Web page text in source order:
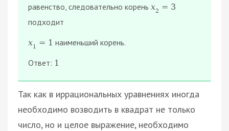
равенство, следовательно корень х2 = 3
подходит
х1 = 1 наименьший корень.
Ответ: 1
Так как в иррациональных уравнениях иногда
необходимо возводить в квадрат не только
число, но и целое выражение, необходимо